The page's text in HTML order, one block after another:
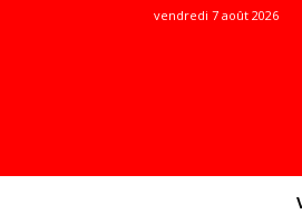
vendredi 7 août 2026